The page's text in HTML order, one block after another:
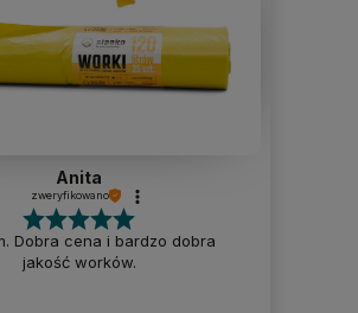
Anita
zweryfikowano
Dobra cena i bardzo dobra
jakość worków.